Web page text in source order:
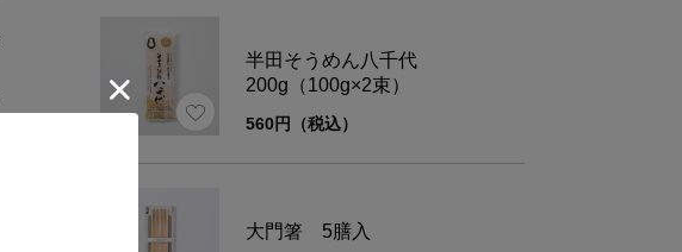
栄養成分表示
(100ml当た
り）
とうもろこし
エネルギー 184kcal
たんぱく質
半田そうめん八千代
200g（100g×2束）
560円（税込）
大門箸 5膳入